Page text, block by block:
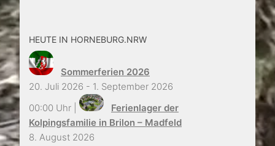
HEUTE IN HORNEBURG.NRW
Sommerferien 2026
20. Juli 2026 - 1. September 2026
00:00 Uhr |
Ferienlager der
Kolpingsfamilie in Brilon – Madfeld
8. August 2026